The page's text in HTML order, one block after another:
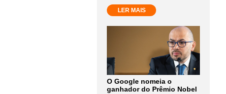
LER MAIS
O Google nomeia o
ganhador do Prêmio Nobel